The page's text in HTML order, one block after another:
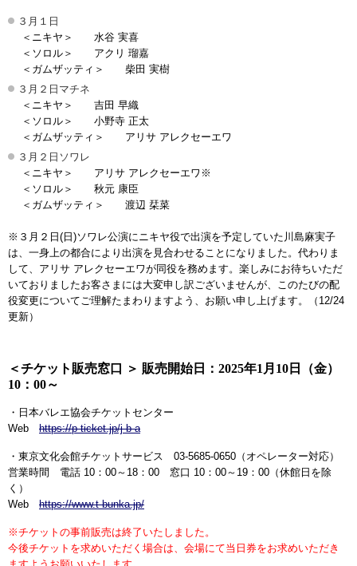
３月１日
＜ニキヤ＞ 水谷 実喜
＜ソロル＞ アクリ 瑠嘉
＜ガムザッティ＞ 柴田 実樹
３月２日マチネ
＜ニキヤ＞ 吉田 早織
＜ソロル＞ 小野寺 正太
＜ガムザッティ＞ アリサ アレクセーエワ
３月２日ソワレ
＜ニキヤ＞ アリサ アレクセーエワ※
＜ソロル＞ 秋元 康臣
＜ガムザッティ＞ 渡辺 栞菜
※３月２日(日)ソワレ公演にニキヤ役で出演を予定していた川島麻実子
は、一身上の都合により出演を見合わせることになりました。代わりま
して、アリサ アレクセーエワが同役を務めます。楽しみにお待ちいただ
いておりましたお客さまには大変申し訳ございませんが、このたびの配
役変更についてご理解たまわりますよう、お願い申し上げます。（12/24
更新）
＜チケット販売窓口 ＞ 販売開始日：2025年1月10日（金）
10：00～
・日本バレエ協会チケットセンター
Web https://p-ticket.jp/j-b-a
・東京文化会館チケットサービス 03-5685-0650（オペレーター対応）
営業時間 電話 10：00～18：00 窓口 10：00～19：00（休館日を除
く）
Web https://www.t-bunka.jp/
※チケットの事前販売は終了いたしました。
今後チケットを求めいただく場合は、会場にて当日券をお求めいただき